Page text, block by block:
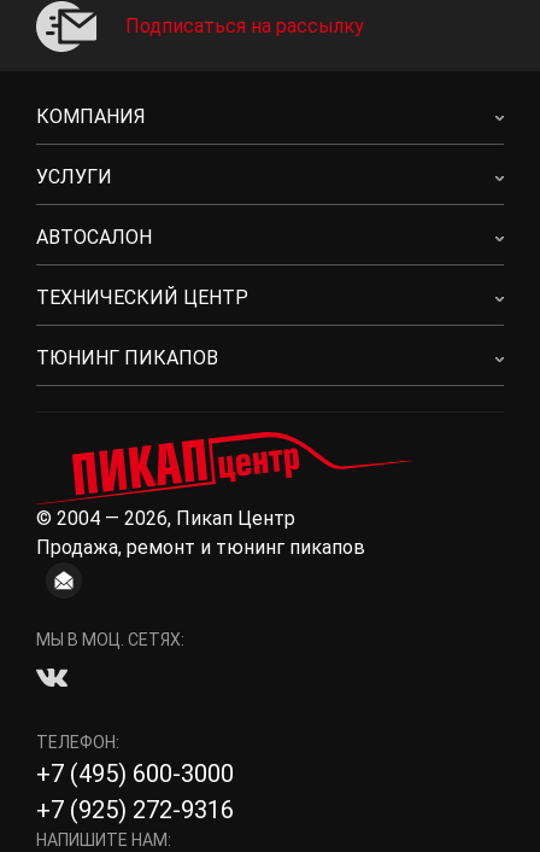
Подписаться на рассылку
КОМПАНИЯ
УСЛУГИ
АВТОСАЛОН
ТЕХНИЧЕСКИЙ ЦЕНТР
ТЮНИНГ ПИКАПОВ
© 2004 — 2026, Пикап Центр
Продажа, ремонт и тюнинг пикапов
МЫ В МОЦ. СЕТЯХ:
ТЕЛЕФОН:
+7 (495) 600-3000
+7 (925) 272-9316
НАПИШИТЕ НАМ: